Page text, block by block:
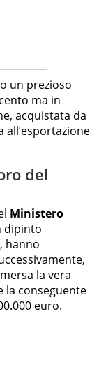
un prezioso
ma in
acquistata da
all’esportazione
del
Ministero
dipinto
hanno
la vera
la conseguente
euro.